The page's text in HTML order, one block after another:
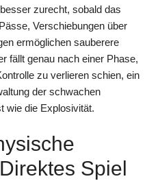
zurecht, sobald das
Verschiebungen über
ermöglichen sauberere
fällt genau nach einer Phase,
zu verlieren schien, ein
der schwachen
wie die Explosivität.
Spiel